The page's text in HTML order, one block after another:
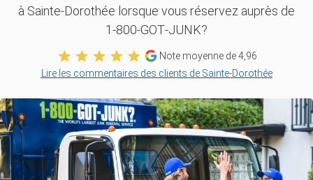
à Sainte-Dorothée lorsque vous réservez auprès de
1‑800‑GOT‑JUNK?
Note moyenne de4,96
Lire les commentaires des clients de Sainte-Dorothée